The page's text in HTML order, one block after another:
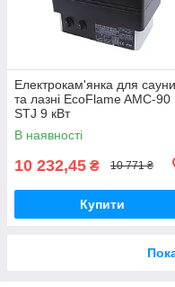
Електрокам'янка для сауни
та лазні EcoFlame AMC-90
STJ 9 кВт
В наявності
10 232,45 ₴ 10 771 ₴
Купити